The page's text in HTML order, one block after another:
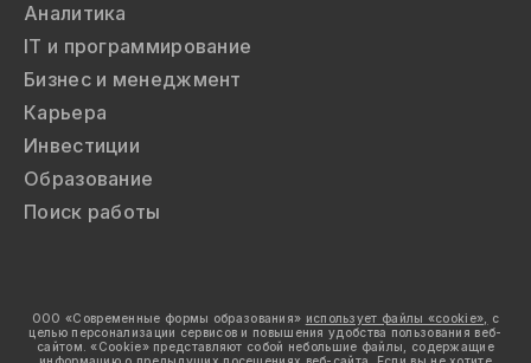
Аналитика
IT и программирование
Бизнес и менеджмент
Карьера
Инвестиции
Образование
Поиск работы
ООО «Современные формы образования» использует файлы «cookie»,
с
целью персонализации сервисов и повышения удобства пользования веб-
сайтом. «Cookie» представляют собой небольшие файлы, содержащие